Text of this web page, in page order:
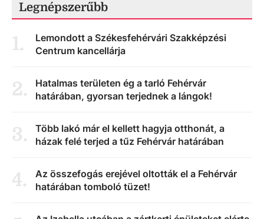
Legnépszerűbb
1.
Lemondott a Székesfehérvári Szakképzési
Centrum kancellárja
2.
Hatalmas területen ég a tarló Fehérvár
határában, gyorsan terjednek a lángok!
3.
Több lakó már el kellett hagyja otthonát, a
házak felé terjed a tűz Fehérvár határában
4.
Az összefogás erejével oltották el a Fehérvár
határában tomboló tüzet!